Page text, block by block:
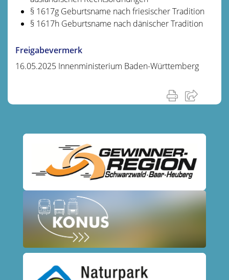
§ 1617g Geburtsname nach friesischer Tradition
§ 1617h Geburtsname nach dänischer Tradition
Freigabevermerk
16.05.2025 Innenministerium Baden-Württemberg